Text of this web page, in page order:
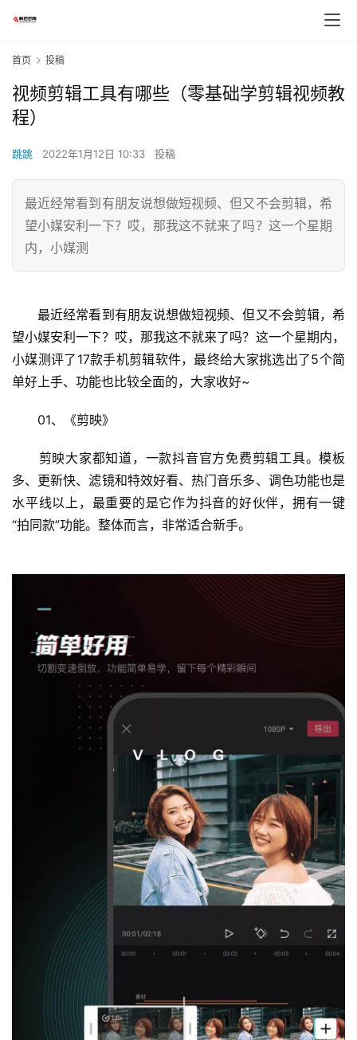
首页 投稿
视频剪辑工具有哪些（零基础学剪辑视频教
程）
跳跳 2022年1月12日 10:33 投稿
最近经常看到有朋友说想做短视频、但又不会剪辑，希
望小媒安利一下？哎，那我这不就来了吗？这一个星期
内，小媒测
最近经常看到有朋友说想做短视频、但又不会剪辑，希
望小媒安利一下？哎，那我这不就来了吗？这一个星期内，
小媒测评了17款手机剪辑软件，最终给大家挑选出了5个简
单好上手、功能也比较全面的，大家收好~
01、《剪映》
剪映大家都知道，一款抖音官方免费剪辑工具。模板
多、更新快、滤镜和特效好看、热门音乐多、调色功能也是
水平线以上，最重要的是它作为抖音的好伙伴，拥有一键
“拍同款”功能。整体而言，非常适合新手。